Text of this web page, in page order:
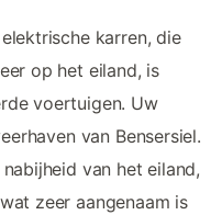
karren, die
op het eiland, is
voertuigen. Uw
van Bensersiel.
van het eiland,
zeer aangenaam is